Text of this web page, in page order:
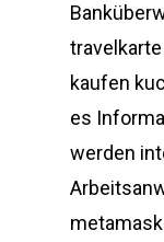
kaufen
es
werden